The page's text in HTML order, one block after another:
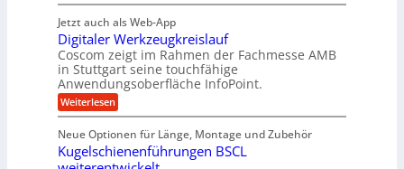
i
e
b
e
f
ü
r
r
t
r
a
g
s
e
i
g
a
n
i
g
e
r
S
t
e
l
e
t
r
i
e
b
e
f
r
p
ä
z
i
s
i
o
n
f
r
A
Jetzt auch als Web-App
Digitaler Werkzeugkreislauf
Coscom zeigt im Rahmen der Fachmesse AMB
in Stuttgart seine touchfähige
Anwendungsoberfläche InfoPoint.
Weiterlesen:
D
g
i
t
Neue Optionen für Länge, Montage und Zubehör
Kugelschienenführungen BSCL